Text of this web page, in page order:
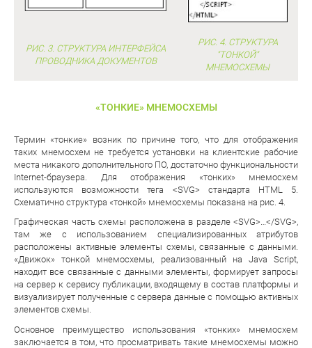
РИС. 3. СТРУКТУРА ИНТЕРФЕЙСА
ПРОВОДНИКА ДОКУМЕНТОВ
РИС. 4. СТРУКТУРА
"ТОНКОЙ"
МНЕМОСХЕМЫ
«ТОНКИЕ» МНЕМОСХЕМЫ
Термин «тонкие» возник по причине того, что для отображения
таких мнемосхем не требуется установки на клиентские рабочие
места никакого дополнительного ПО, достаточно функциональности
Internet-браузера. Для отображения «тонких» мнемосхем
используются возможности тега <SVG> стандарта HTML 5.
Схематично структура «тонкой» мнемосхемы показана на рис. 4.
Графическая часть схемы расположена в разделе <SVG>…</SVG>,
там же с использованием специализированных атрибутов
расположены активные элементы схемы, связанные с данными.
«Движок» тонкой мнемосхемы, реализованный на Java Script,
находит все связанные с данными элементы, формирует запросы
на сервер к сервису публикации, входящему в состав платформы и
визуализирует полученные с сервера данные с помощью активных
элементов схемы.
Основное преимущество использования «тонких» мнемосхем
заключается в том, что просматривать такие мнемосхемы можно